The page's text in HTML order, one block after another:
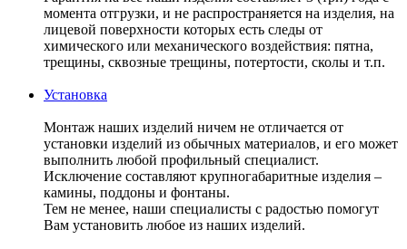
момента отгрузки, и не распространяется на изделия, на
лицевой поверхности которых есть следы от
химического или механического воздействия: пятна,
трещины, сквозные трещины, потертости, сколы и т.п.
Установка
Монтаж наших изделий ничем не отличается от
установки изделий из обычных материалов, и его может
выполнить любой профильный специалист.
Исключение составляют крупногабаритные изделия –
камины, поддоны и фонтаны.
Тем не менее, наши специалисты с радостью помогут
Вам установить любое из наших изделий.